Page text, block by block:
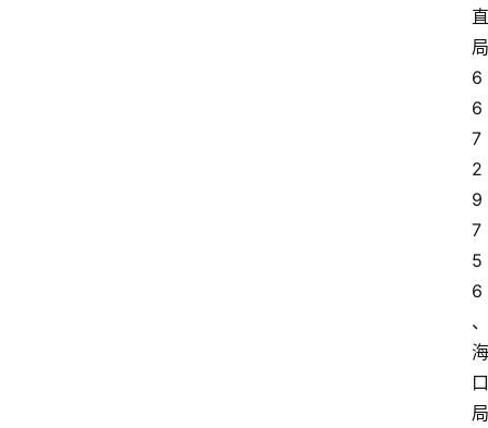
直
局
6
6
7
2
9
7
5
6
、
海
口
局